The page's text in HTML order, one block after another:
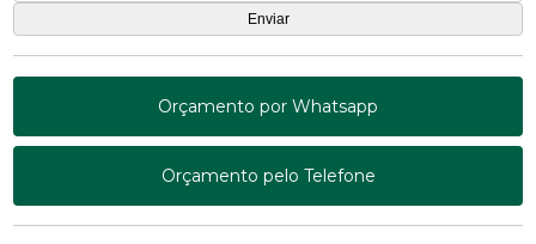
Orçamento por Whatsapp
Orçamento pelo Telefone